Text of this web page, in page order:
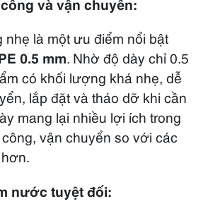
nhẹ là một ưu điểm nổi bật
0.5 mm. Nhờ độ dày chỉ 0.5
có khối lượng khá nhẹ, dễ
lắp đặt và tháo dỡ khi cần
mang lại nhiều lợi ích trong
vận chuyển so với các
nước tuyệt đối: